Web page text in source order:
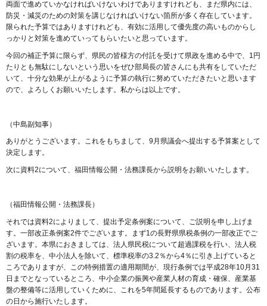
両面で進めていかなければいけないわけでありますけれども、まだ県内には、
防災・減災のための対策を講じなければいけない箇所が多く存在しています。
限られた予算ではありますけれども、有効に活用して優先度の高いものからし
っかりと対策を進めていってもらいたいと思っています。
今回の補正予算に限らず、県民の皆様方の付託を受けて県政を進める中で、1円
たりとも無駄にしないという思いをぜひ部局長の皆さんにも共有をしていただ
いて、十分な効果が上がるように予算の執行に努めていただきたいと思います
ので、よろしくお願いいたします。私からは以上です。
（中島副知事）
ありがとうございます。これをもちまして、9月県議会へ提出する予算案として
決定します。
次に資料2について、福田情報公開・法務課長から説明をお願いいたします。
（福田情報公開・法務課長）
それでは資料2によりまして、提出予定条例案について、ご説明を申し上げま
す。一部改正条例案2件でございます。まず1の長野県県税条例の一部改正でご
ざいます。本県におきましては、法人県民税について超過課税を行い、法人税
割の税率を、中小法人を除いて、標準税率の3.2％から4％に引き上げていると
ころでありますが、この特例措置の適用期間が、現行条例では平成28年10月31
日までとなっているところ、中小企業の振興や産業人材の育成・確保、産業基
盤の整備等に活用していくために、これを5年間延長するものであります。公布
の日から施行いたします。